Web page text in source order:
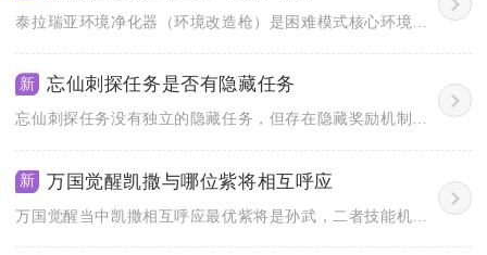
泰拉瑞亚环境净化器（环境改造枪）是困难模式核心环境治理工具，...
新 忘仙刺探任务是否有隐藏任务
忘仙刺探任务没有独立的隐藏任务，但存在隐藏奖励机制与彩蛋玩法...
新 万国觉醒凯撒与哪位紫将相互呼应